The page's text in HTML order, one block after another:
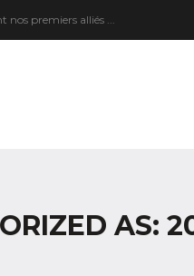
nos premiers alliés ...
AS: